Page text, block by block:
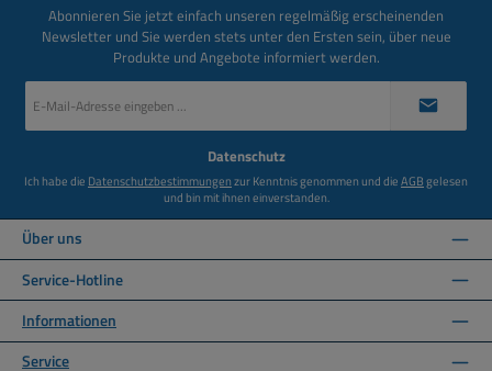
Abonnieren Sie jetzt einfach unseren regelmäßig erscheinenden
Newsletter und Sie werden stets unter den Ersten sein, über neue
Produkte und Angebote informiert werden.
Mail-
Datenschutz
Ich habe die Datenschutzbestimmungenzur Kenntnis genommen und dieAGBgelesen
und bin mit ihnen einverstanden.
Über uns
Service-Hotline
Informationen
Service